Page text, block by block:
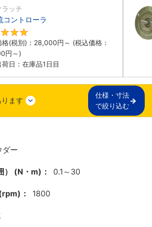
ラッチ
コントローラ
(税別)： 28,000円 ～ (税込価格：
円 ～)
日：在庫品1日目
ます
仕様・寸法
で絞り込む
ダー
） (N・m)： 0.1～30
： 1800